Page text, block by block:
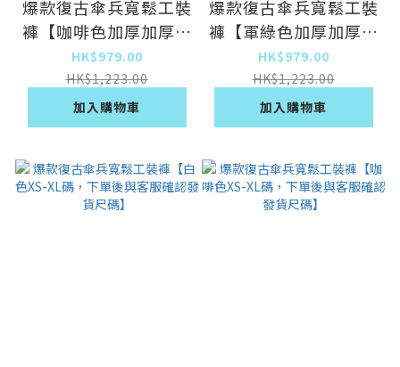
爆款復古傘兵寬鬆工裝
褲【咖啡色加厚加厚複
合XS-XL碼，下單後與
客服確認發貨尺碼】
HK$979.00
HK$1,223.00
加入購物車
爆款復古傘兵寬鬆工裝
褲【軍綠色加厚加厚複
合XS-XL碼，下單後與
客服確認發貨尺碼】
HK$979.00
HK$1,223.00
加入購物車